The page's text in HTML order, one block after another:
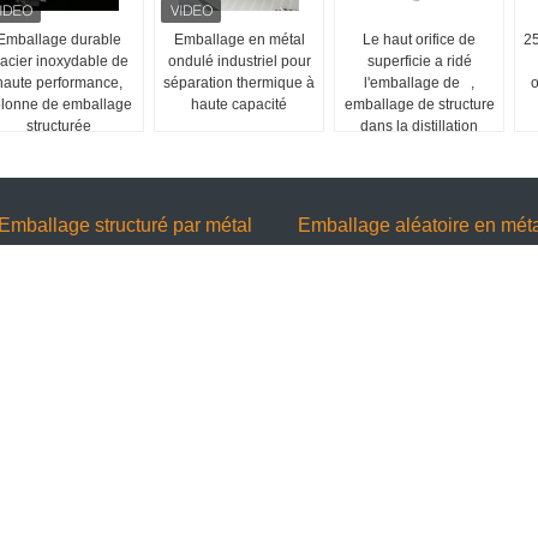
durable
inoxydable de
performance,
de emballage
structurée
Emballage en métal
ondulé industriel pour
séparation thermique à
haute capacité
Le haut orifice de
superficie a ridé
l'emballage de ,
emballage de structure
dans la distillation
structuré par métal Emballage aléatoire en